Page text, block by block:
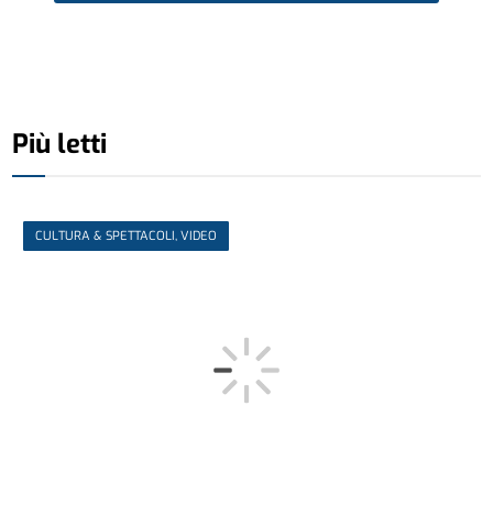
Più letti
CULTURA & SPETTACOLI, VIDEO